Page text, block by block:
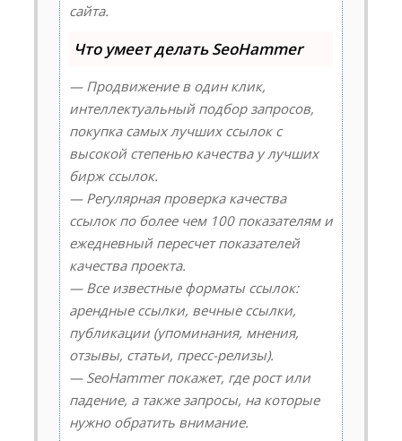
сайта.
Что умеет делать SeoHammer
— Продвижение в один клик,
интеллектуальный подбор запросов,
покупка самых лучших ссылок с
высокой степенью качества у лучших
бирж ссылок.
— Регулярная проверка качества
ссылок по более чем 100 показателям и
ежедневный пересчет показателей
качества проекта.
— Все известные форматы ссылок:
арендные ссылки, вечные ссылки,
публикации (упоминания, мнения,
отзывы, статьи, пресс-релизы).
— SeoHammer покажет, где рост или
падение, а также запросы, на которые
нужно обратить внимание.